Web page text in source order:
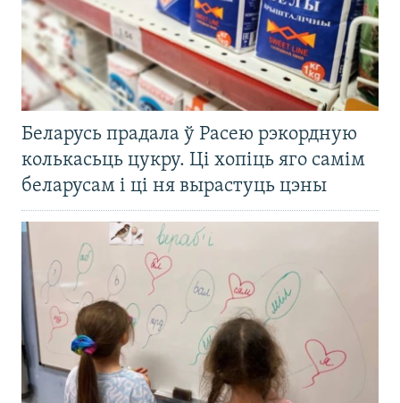
Беларусь прадала ў Расею рэкордную
колькасьць цукру. Ці хопіць яго самім
беларусам і ці ня вырастуць цэны